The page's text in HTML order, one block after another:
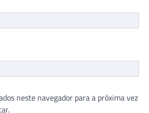
neste navegador para a próxima vez